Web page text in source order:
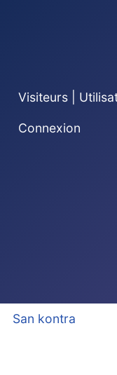
Visiteurs |
Connexion
San kontra